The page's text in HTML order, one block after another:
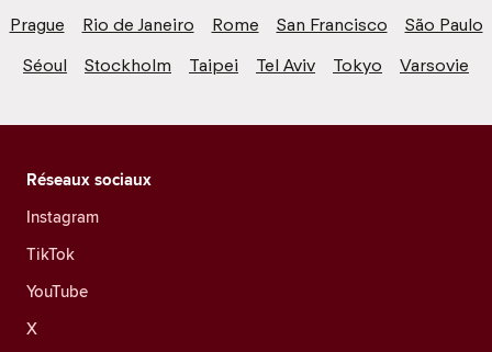
Prague
Rio de Janeiro Rome San Francisco
São Paulo
Séoul
Stockholm Taipei Tel Aviv Tokyo Varsovie
Réseaux sociaux
Instagram
TikTok
YouTube
X